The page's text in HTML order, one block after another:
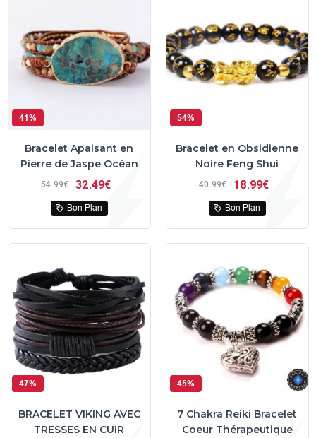
41%
Bracelet Apaisant en
Pierre de Jaspe Océan
54 99€ 32 49€
Bon Plan
54%
Bracelet en Obsidienne
Noire Feng Shui
40 99€ 18 99€
Bon Plan
47%
BRACELET VIKING AVEC
TRESSES EN CUIR
45%
7 Chakra Reiki Bracelet
Coeur Thérapeutique